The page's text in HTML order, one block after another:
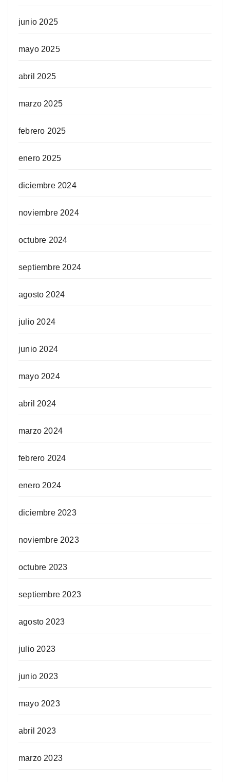
junio 2025
mayo 2025
abril 2025
marzo 2025
febrero 2025
enero 2025
diciembre 2024
noviembre 2024
octubre 2024
septiembre 2024
agosto 2024
julio 2024
junio 2024
mayo 2024
abril 2024
marzo 2024
febrero 2024
enero 2024
diciembre 2023
noviembre 2023
octubre 2023
septiembre 2023
agosto 2023
julio 2023
junio 2023
mayo 2023
abril 2023
marzo 2023